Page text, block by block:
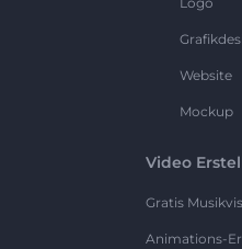
Website
Mockup
Video
Gratis
Animations-